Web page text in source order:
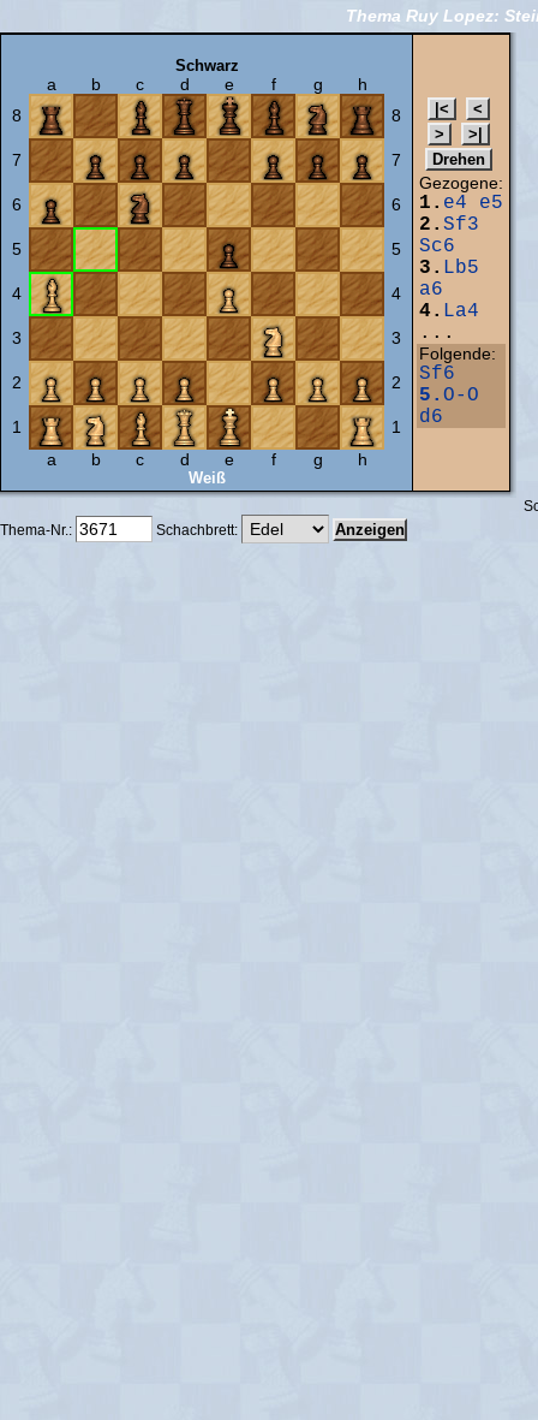
Thema Ruy Lopez:
Schwarz
a b c d e f g
h
8
8
7 7
6 6
5 5
4 4
3 3
2 2
1
1
a
b c d e f g h
Weiß
Gezogene:
1. e4
e5
2. Sf3
Sc6
3. Lb5
a6
4. La4
...
Folgende:
Sf6
5. O-O
d6
Thema-Nr.:
Schachbrett: